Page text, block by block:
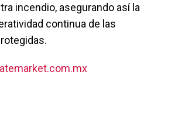
incendio, asegurando así la
continua de las